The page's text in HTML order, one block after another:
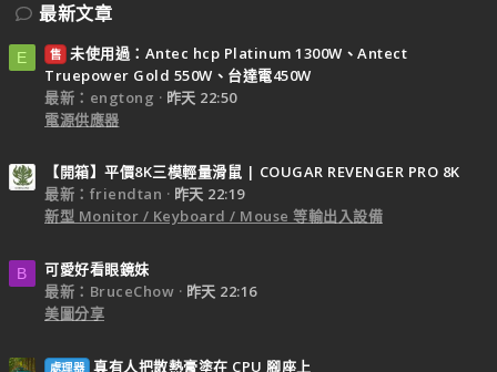
最新文章
E 售 未使用過：Antec hcp Platinum 1300W、Antect
Truepower Gold 550W、台達電450W
最新：engtong
昨天 22:50
電源供應器
【開箱】平價8K三模輕量滑鼠 | COUGAR REVENGER PRO 8K
最新：friendtan
昨天 22:19
新型 Monitor / Keyboard / Mouse 等輸出入設備
B
可愛好看眼鏡妹
最新：BruceChow
昨天 22:16
美圖分享
處理器 真有人把散熱膏塗在 CPU 腳座上